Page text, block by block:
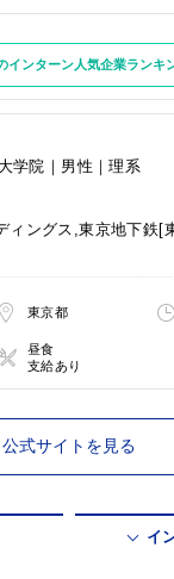
インターン人気企業ランキ
学院｜男性｜理系
ィングス,東京地下鉄[
東京都
昼食
支給あり
公式サイトを見る
イ